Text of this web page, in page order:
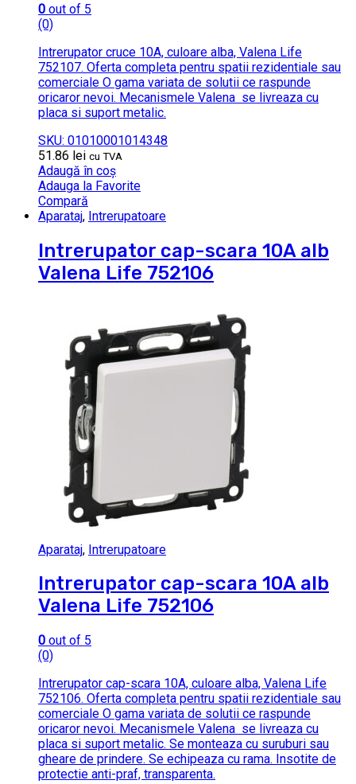
0 out of 5
(0)
Intrerupator cruce 10A, culoare alba, Valena Life
752107. Oferta completa pentru spatii rezidentiale sau
comerciale O gama variata de solutii ce raspunde
oricaror nevoi. Mecanismele Valena se livreaza cu
placa si suport metalic.
SKU: 01010001014348
51.86 lei cu TVA
Adaugă în coș
Adauga la Favorite
Compară
Aparataj, Intrerupatoare
Intrerupator cap-scara 10A alb
Valena Life 752106
Aparataj, Intrerupatoare
Intrerupator cap-scara 10A alb
Valena Life 752106
0 out of 5
(0)
Intrerupator cap-scara 10A, culoare alba, Valena Life
752106. Oferta completa pentru spatii rezidentiale sau
comerciale O gama variata de solutii ce raspunde
oricaror nevoi. Mecanismele Valena se livreaza cu
placa si suport metalic. Se monteaza cu suruburi sau
gheare de prindere. Se echipeaza cu rama. Insotite de
protectie anti-praf, transparenta.